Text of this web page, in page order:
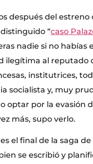
después del estreno
“caso
nadie si no habías
ilegítima al reputado
institutrices,
socialista y, muy
optar por la evasión
más, supo verlo.
es el final de la saga de
se escribió y